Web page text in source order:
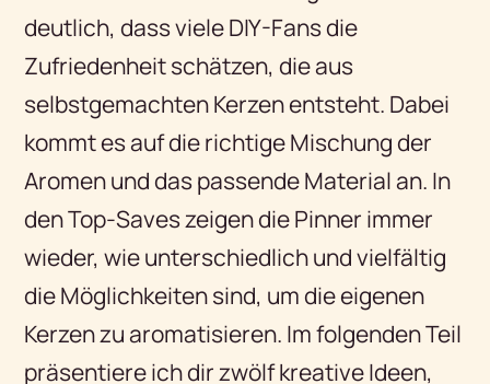
deutlich, dass viele DIY-Fans die
Zufriedenheit schätzen, die aus
selbstgemachten Kerzen entsteht. Dabei
kommt es auf die richtige Mischung der
Aromen und das passende Material an. In
den Top-Saves zeigen die Pinner immer
wieder, wie unterschiedlich und vielfältig
die Möglichkeiten sind, um die eigenen
Kerzen zu aromatisieren. Im folgenden Teil
präsentiere ich dir zwölf kreative Ideen,